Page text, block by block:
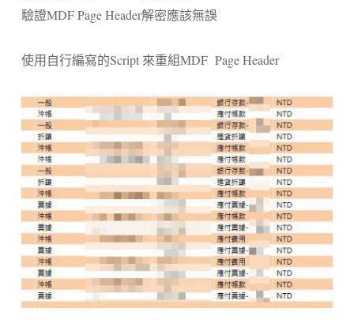
驗證MDF Page Header解密應該無誤
使用自行編寫的Script 來重組MDF Page Header